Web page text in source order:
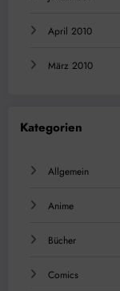
April 2010
März 2010
Kategorien
Allgemein
Anime
Bücher
Comics